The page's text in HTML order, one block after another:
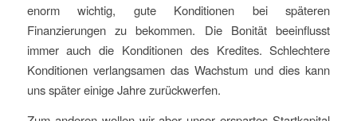
enorm wichtig, gute Konditionen bei späteren
Finanzierungen zu bekommen. Die Bonität beeinflusst
immer auch die Konditionen des Kredites. Schlechtere
Konditionen verlangsamen das Wachstum und dies kann
uns später einige Jahre zurückwerfen.